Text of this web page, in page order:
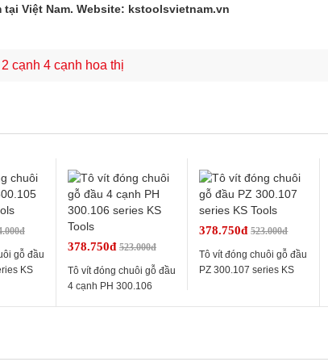
Việt Nam. Website: kstoolsvietnam.vn
cạnh 4 cạnh hoa thị
gỗ đầu
KS
378.750đ523.000đ
Tô vít đóng chuôi gỗ đầu
4 cạnh PH 300.106
378.750đ523.000đ
Tô vít đóng chuôi gỗ đầu
PZ 300.107 series KS